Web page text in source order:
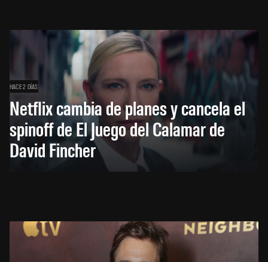
HACE 2 DÍAS
Netflix cambia de planes y cancela el
spinoff de El Juego del Calamar de
David Fincher